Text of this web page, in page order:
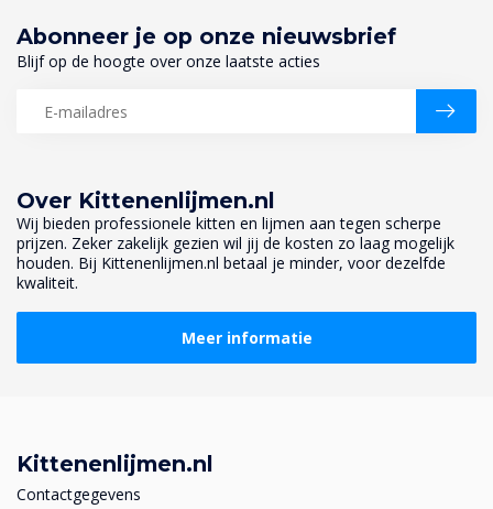
Over Kittenenlijmen.nl
Wij bieden professionele kitten en lijmen aan tegen scherpe
prijzen. Zeker zakelijk gezien wil jij de kosten zo laag mogelijk
houden. Bij Kittenenlijmen.nl betaal je minder, voor dezelfde
kwaliteit.
Meer informatie
Abonneer je op onze nieuwsbrief
Blijf op de hoogte over onze laatste acties
Kittenenlijmen.nl
Contactgegevens